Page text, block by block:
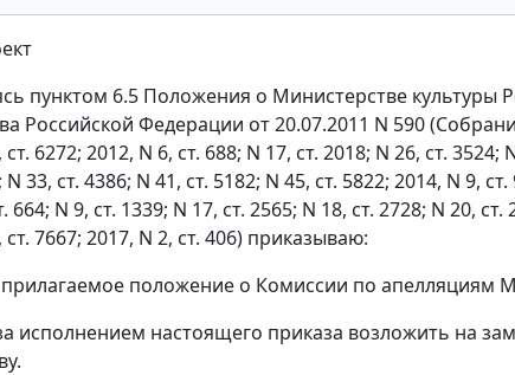
пунктом 6.5 Положения о Министерстве
Российской Федерации от 20.07.2011 N 590
ст. 6272; 2012, N 6, ст. 688; N 17, ст. 2018; N 26, ст.
N 33, ст. 4386; N 41, ст. 5182; N 45, ст. 5822; 2014, N 9,
664; N 9, ст. 1339; N 17, ст. 2565; N 18, ст. 2728; N 20,
ст. 7667; 2017, N 2, ст. 406) приказываю:
положение о Комиссии по апелляциям
исполнением настоящего приказа возложить на